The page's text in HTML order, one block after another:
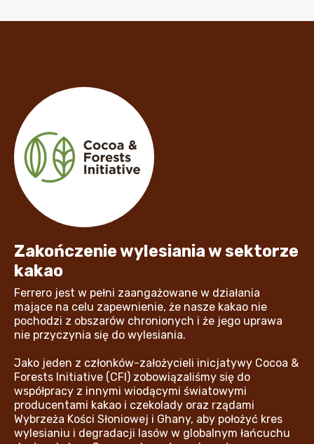
Zakończenie wylesiania w sektorze
kakao
Ferrero jest w pełni zaangażowane w działania
mające na celu zapewnienie, że nasze kakao nie
pochodzi z obszarów chronionych i że jego uprawa
nie przyczynia się do wylesiania.
Jako jeden z członków-założycieli inicjatywy Cocoa &
Forests Initiative (CFI) zobowiązaliśmy się do
współpracy z innymi wiodącymi światowymi
producentami kakao i czekolady oraz rządami
Wybrzeża Kości Słoniowej i Ghany, aby położyć kres
wylesianiu i degradacji lasów w globalnym łańcuchu